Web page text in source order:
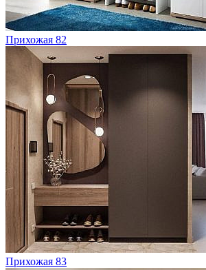
Прихожая 82
Прихожая 83